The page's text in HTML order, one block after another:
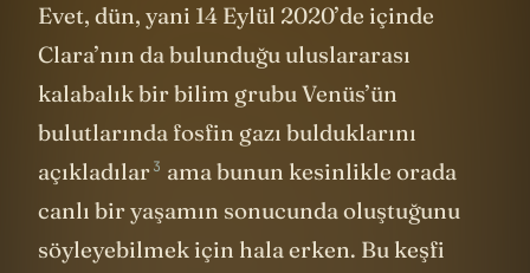
Evet, dün, yani 14 Eylül 2020’de içinde
Clara’nın da bulunduğu uluslararası
kalabalık bir bilim grubu Venüs’ün
bulutlarında fosfin gazı bulduklarını
açıkladılar3 ama bunun kesinlikle orada
canlı bir yaşamın sonucunda oluştuğunu
söyleyebilmek için hala erken. Bu keşfi